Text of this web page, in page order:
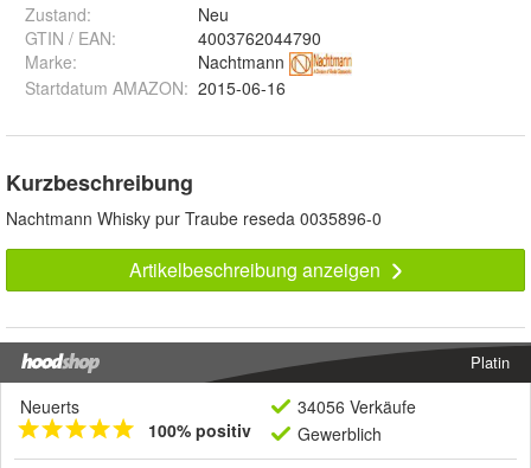
Zustand:
Neu
GTIN / EAN:
4003762044790
Marke:
Nachtmann
Startdatum AMAZON: 2015-06-16
Kurzbeschreibung
Nachtmann Whisky pur Traube reseda 0035896-0
Artikelbeschreibung anzeigen
Platin
Neuerts
100% positiv
34056 Verkäufe
Gewerblich